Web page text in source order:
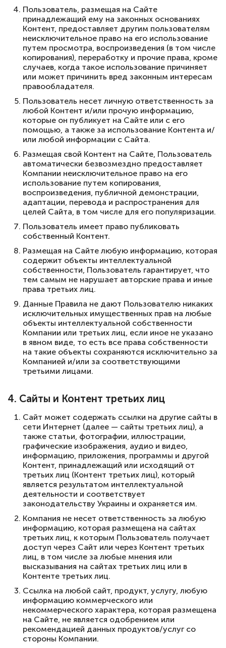
Пользователь, размещая на Сайте
принадлежащий ему на законных основаниях
Контент, предоставляет другим пользователям
неисключительное право на его использование
путем просмотра, воспроизведения (в том числе
копирования), переработку и прочие права, кроме
случаев, когда такое использование причиняет
или может причинить вред законным интересам
правообладателя.
Пользователь несет личную ответственность за
любой Контент и/или прочую информацию,
которые он публикует на Сайте или с его
помощью, а также за использование Контента и/
или любой информации с Сайта.
Размещая свой Контент на Сайте, Пользователь
автоматически безвозмездно предоставляет
Компании неисключительное право на его
использование путем копирования,
воспроизведения, публичной демонстрации,
адаптации, перевода и распространения для
целей Сайта, в том числе для его популяризации.
Пользователь имеет право публиковать
собственный Контент.
Размещая на Сайте любую информацию, которая
содержит объекты интеллектуальной
собственности, Пользователь гарантирует, что
тем самым не нарушает авторские права и иные
права третьих лиц.
Данные Правила не дают Пользователю никаких
исключительных имущественных прав на любые
объекты интеллектуальной собственности
Компании или третьих лиц, если иное не указано
в явном виде, то есть все права собственности
на такие объекты сохраняются исключительно за
Компанией и/или за соответствующими
третьими лицами.
4. Сайты и Контент третьих лиц
Сайт может содержать ссылки на другие сайты в
сети Интернет (далее — сайты третьих лиц), а
также статьи, фотографии, иллюстрации,
графические изображения, аудио и видео,
информацию, приложения, программы и другой
Контент, принадлежащий или исходящий от
третьих лиц (Контент третьих лиц), который
является результатом интеллектуальной
деятельности и соответствует
законодательству Украины и охраняется им.
Компания не несет ответственность за любую
информацию, которая размещена на сайтах
третьих лиц, к которым Пользователь получает
доступ через Сайт или через Контент третьих
лиц, в том числе за любые мнения или
высказывания на сайтах третьих лиц или в
Контенте третьих лиц.
Ссылка на любой сайт, продукт, услугу, любую
информацию коммерческого или
некоммерческого характера, которая размещена
на Сайте, не является одобрением или
рекомендацией данных продуктов/услуг со
стороны Компании.